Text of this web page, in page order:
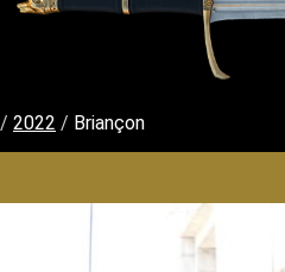
/ 2022 / Briançon